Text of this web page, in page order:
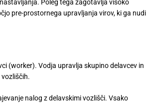
Poleg tega zagotavlja visoko
pre-prostornega upravljanja virov, ki ga nudi
(worker). Vodja upravlja skupino delavcev in
nalog z delavskimi vozlišči. Vsako